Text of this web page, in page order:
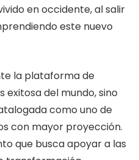
en occidente, al salir
este nuevo
la plataforma de
del mundo, sino
como uno de
con mayor proyección.
que busca apoyar a las